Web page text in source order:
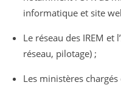
informatique et site
Le réseau des IREM et
réseau, pilotage) ;
Les ministères